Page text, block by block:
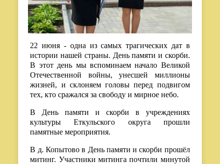
22 июня - одна из самых трагических дат в
истории нашей страны. День памяти и скорби.
В этот день мы вспоминаем начало Великой
Отечественной войны, унесшей миллионы
жизней, и склоняем головы перед подвигом
тех, кто сражался за свободу и мирное небо.
В День памяти и скорби в учреждениях
культуры Еткульского округа прошли
памятные мероприятия.
В д. Копытово в День памяти и скорби прошёл
митинг. Участники митинга почтили минутой